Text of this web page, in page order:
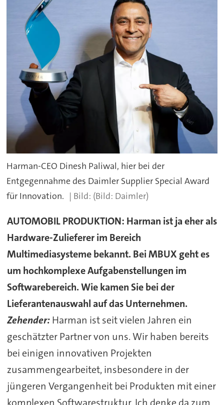
Harman-CEO Dinesh Paliwal, hier bei der
Entgegennahme des Daimler Supplier Special Award
für Innovation.
(Bild: Daimler)
AUTOMOBIL PRODUKTION: Harman ist ja eher als
Hardware-Zulieferer im Bereich
Multimediasysteme bekannt. Bei MBUX geht es
um hochkomplexe Aufgabenstellungen im
Softwarebereich. Wie kamen Sie bei der
Lieferantenauswahl auf das Unternehmen.
Zehender:Harman ist seit vielen Jahren ein
geschätzter Partner von uns. Wir haben bereits
bei einigen innovativen Projekten
zusammengearbeitet, insbesondere in der
jüngeren Vergangenheit bei Produkten mit einer